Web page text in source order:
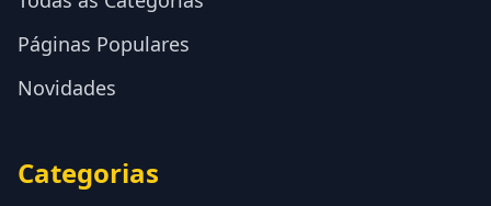
Páginas Populares
Novidades
Categorias